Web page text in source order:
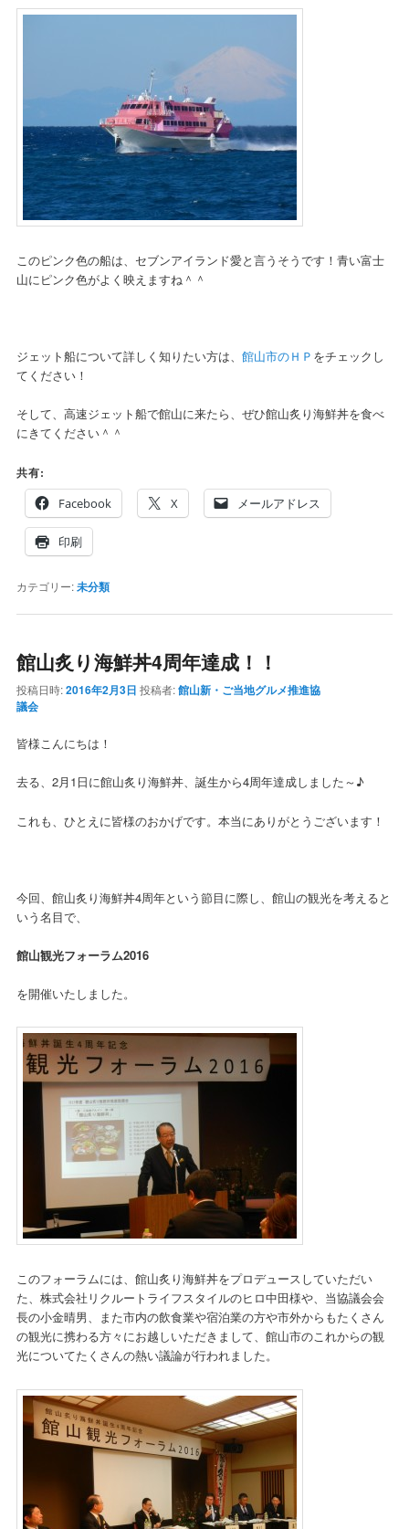
このピンク色の船は、セブンアイランド愛と言うそうです！青い富士
山にピンク色がよく映えますね＾＾
ジェット船について詳しく知りたい方は、 館山市のＨＰ をチェックし
てください！
そして、高速ジェット船で館山に来たら、ぜひ館山炙り海鮮丼を食べ
にきてください＾＾
共有:
Facebook
X メールアドレス
印刷
カテゴリー:未分類
館山炙り海鮮丼4周年達成！！
投稿日時:2016年2月3日 投稿者:館山新・ご当地グルメ推進協
議会
皆様こんにちは！
去る、2月1日に館山炙り海鮮丼、誕生から4周年達成しました～♪
これも、ひとえに皆様のおかげです。本当にありがとうございます！
今回、館山炙り海鮮丼4周年という節目に際し、館山の観光を考えると
いう名目で、
館山観光フォーラム2016
を開催いたしました。
このフォーラムには、館山炙り海鮮丼をプロデュースしていただい
た、株式会社リクルートライフスタイルのヒロ中田様や、当協議会会
長の小金晴男、また市内の飲食業や宿泊業の方や市外からもたくさん
の観光に携わる方々にお越しいただきまして、館山市のこれからの観
光についてたくさんの熱い議論が行われました。